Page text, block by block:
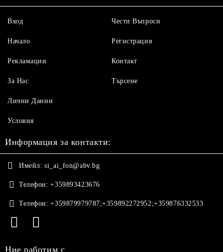
Вход
Начало
Рекламации
За Нас
Чести Въпроси
Регистрация
Контакт
Търсене
Лични Данни
Условия
Информация за контакти:
Имейл: si_ai_fon@abv.bg
Телефон: +359893423676
Телефон: +359879979787;+359892272952;+359876332533
Ние работим с